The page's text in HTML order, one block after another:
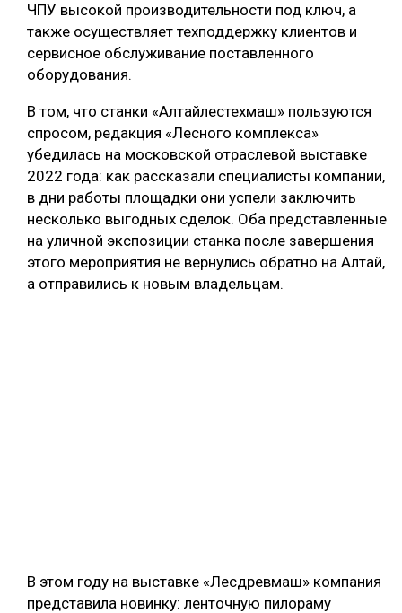
ЧПУ высокой производительности под ключ, а
также осуществляет техподдержку клиентов и
сервисное обслуживание поставленного
оборудования.
В том, что станки «Алтайлестехмаш» пользуются
спросом, редакция «Лесного комплекса»
убедилась на московской отраслевой выставке
2022 года: как рассказали специалисты компании,
в дни работы площадки они успели заключить
несколько выгодных сделок. Оба представленные
на уличной экспозиции станка после завершения
этого мероприятия не вернулись обратно на Алтай,
а отправились к новым владельцам.
В этом году на выставке «Лесдревмаш» компания
представила новинку: ленточную пилораму